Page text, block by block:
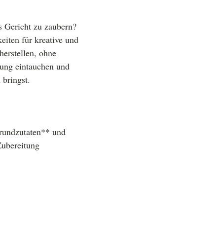
zu zaubern?
für kreative und
ohne
eintauchen und
bringst.
und